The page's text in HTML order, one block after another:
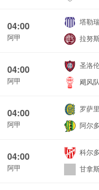
04:00
阿甲
塔勒
拉努
04:00
阿甲
圣洛
飓风队
04:00
阿甲
罗萨
阿尔
04:00
阿甲
科尔
甘拿